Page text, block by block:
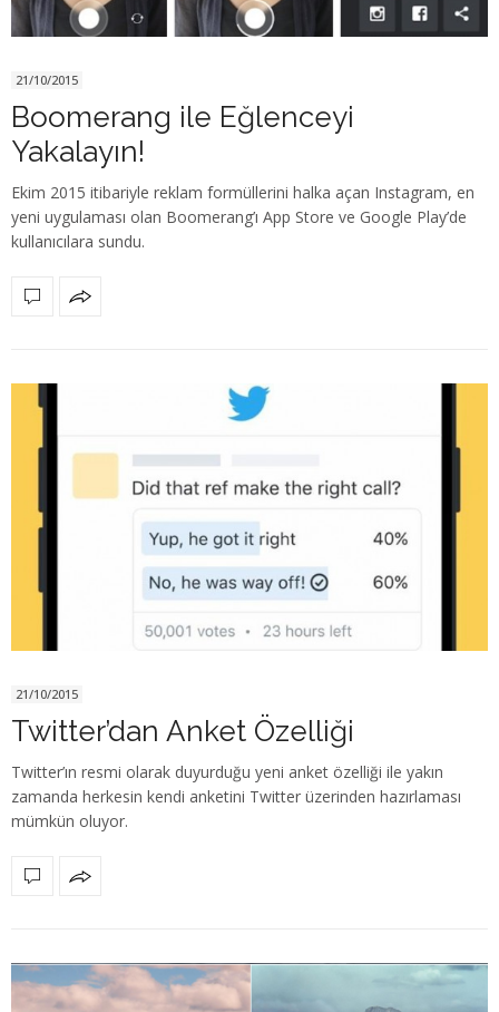
21/10/2015
Boomerang ile Eğlenceyi
Yakalayın!
Ekim 2015 itibariyle reklam formüllerini halka açan Instagram, en
yeni uygulaması olan Boomerang’ı App Store ve Google Play’de
kullanıcılara sundu.
21/10/2015
Twitter’dan Anket Özelliği
Twitter’ın resmi olarak duyurduğu yeni anket özelliği ile yakın
zamanda herkesin kendi anketini Twitter üzerinden hazırlaması
mümkün oluyor.